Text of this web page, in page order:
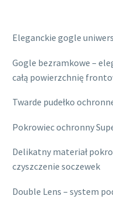
Eleganckie gogle
Gogle bezramkowe –
całą powierzchnię
Twarde pudełko
Pokrowiec ochronny
Delikatny materiał
czyszczenie soczewek
Double Lens – system